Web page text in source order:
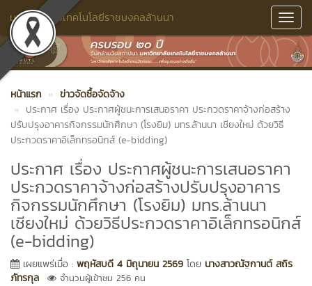
มหาวิทยาลัยเทคโนโลยีราชมงคลล้านนา
หน้าแรก
ข่าวจัดซื้อจัดจ้าง
ประกาศ เรื่อง ประกาศผู้ชนะการเสนอราคา ประกวดราคาจ้างก่อสร้าง
ปรับปรุงอาคารกิจกรรมนักศึกษา (โรงยิม) มทร.ล้านนา เชียงใหม่ ด้วยวิธี
ประกวดราคาอิเล็กทรอนิกส์ (e-bidding)
ประกาศ เรื่อง ประกาศผู้ชนะการเสนอราคา
ประกวดราคาจ้างก่อสร้างปรับปรุงอาคาร
กิจกรรมนักศึกษา (โรงยิม) มทร.ล้านนา
เชียงใหม่ ด้วยวิธีประกวดราคาอิเล็กทรอนิกส์
(e-bidding)
เผยแพร่เมื่อ : พฤหัสบดี 4 มิถุนายน 2569 โดย นางสาวณัฐกานต์ สถิร
ภัทรกุล
จำนวนผู้เข้าชม 256 คน